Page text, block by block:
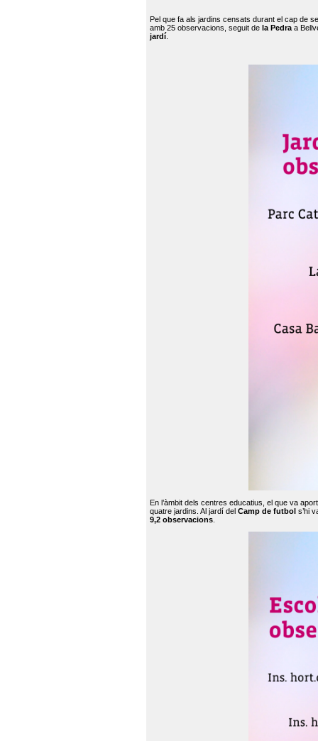
Pel que fa als jardins censats durant el cap de
amb 25 observacions, seguit de la Pedra a
jardí
En l’àmbit dels centres educatius, el que va
quatre jardins. Al jardí del Camp de futbol s’hi
9,2 observacions